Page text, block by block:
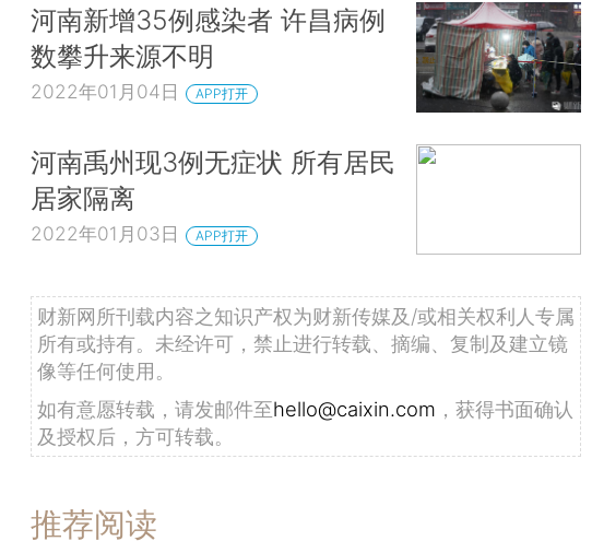
河南新增35例感染者 许昌病例
数攀升来源不明
2022年01月04日 APP打开
河南禹州现3例无症状 所有居民
居家隔离
2022年01月03日 APP打开
财新网所刊载内容之知识产权为财新传媒及/或相关权利人专属
所有或持有。未经许可，禁止进行转载、摘编、复制及建立镜
像等任何使用。
如有意愿转载，请发邮件至hello@caixin.com ，获得书面确认
及授权后，方可转载。
推荐阅读